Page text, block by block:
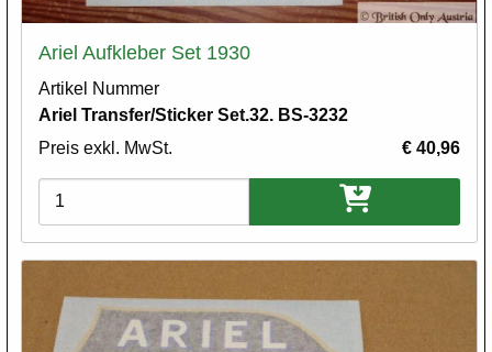
Ariel Aufkleber Set 1930
Artikel Nummer
Ariel Transfer/Sticker Set.32. BS-3232
Preis exkl. MwSt.
€ 40,96
Varianten